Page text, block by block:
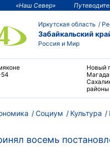
«Наш Север»
Иркутская область
Забайкальский
Россия и Мир
Новый
районы
Социум Культура
восемь